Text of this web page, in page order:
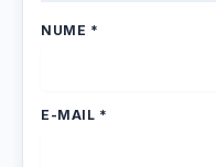
NUME *
E-MAIL *